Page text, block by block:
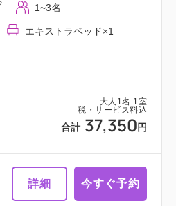
大人 1名 1室
税・サービス料込
合計 37,350 円
1~3名
エキストラベッド×1
詳細 今すぐ予約